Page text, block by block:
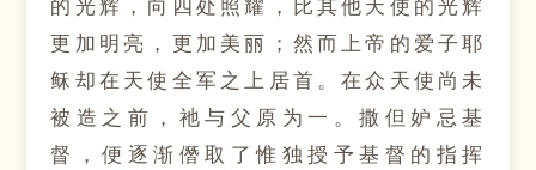
更加明亮，更加美丽；然而上帝的爱子耶
稣却在天使全军之上居首。在众天使尚未
被造之前，祂与父原为一。撒但妒忌基
督，便逐渐僭取了惟独授予基督的指挥